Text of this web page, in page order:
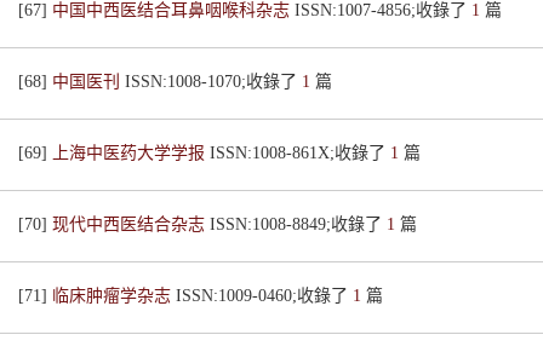
[67] 中国中西医结合耳鼻咽喉科杂志 ISSN:1007-4856;收錄了 1 篇
[68] 中国医刊 ISSN:1008-1070;收錄了 1 篇
[69] 上海中医药大学学报 ISSN:1008-861X;收錄了 1 篇
[70] 现代中西医结合杂志 ISSN:1008-8849;收錄了 1 篇
[71] 临床肿瘤学杂志 ISSN:1009-0460;收錄了 1 篇